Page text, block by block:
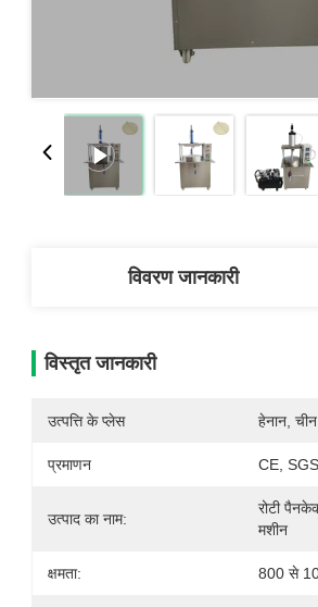
विवरण जानकारी
विस्तृत जानकारी
उत्पत्ति के प्लेस हेनान, चीन
प्रमाणन CE,
उत्पाद का नाम:
रोटी
मशीन
क्षमता: 800 से